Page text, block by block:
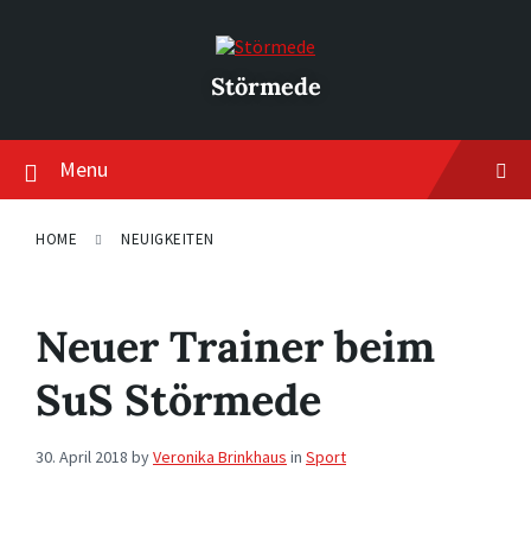
Störmede
Menu
HOME NEUIGKEITEN
Neuer Trainer beim
SuS Störmede
30. April 2018 byVeronika Brinkhaus in Sport